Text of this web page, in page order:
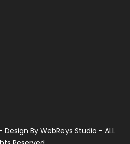
By WebReys Studio - ALL